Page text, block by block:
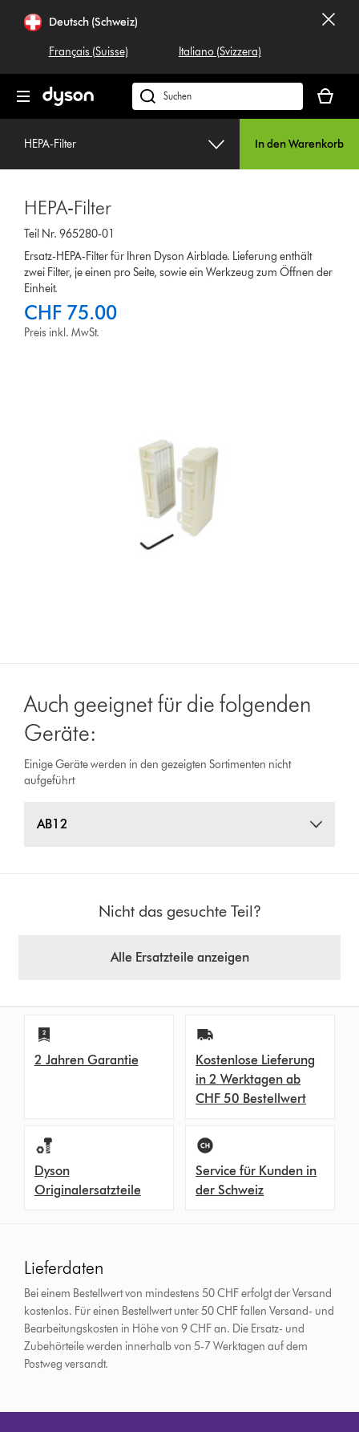
überspringenDeutsch (Schweiz)
Français (Suisse) Italiano (Svizzera)
Dyson.ch
durchsuchen
ist
HEPA‑Filter In den Warenkorb
HEPA‑Filter
Teil Nr. 965280-01
Ersatz‑HEPA‑Filter für Ihren Dyson Airblade. Lieferung enthält
zwei Filter, je einen pro Seite, sowie ein Werkzeug zum Öffnen der
Einheit.
CHF 75.00
Preis inkl. MwSt.
Auch geeignet für die folgenden
Geräte:
Einige Geräte werden in den gezeigten Sortimenten nicht
aufgeführt
AB12
Nicht das gesuchte Teil?
Alle Ersatzteile anzeigen
2 Jahren Garantie
Kostenlose Lieferung
in 2 Werktagen ab
CHF 50 Bestellwert
Dyson
Originalersatzteile
Service für Kunden in
der Schweiz
Lieferdaten
Bei einem Bestellwert von mindestens 50 CHF erfolgt der Versand
kostenlos. Für einen Bestellwert unter 50 CHF fallen Versand- und
Bearbeitungskosten in Höhe von 9 CHF an. Die Ersatz- und
Zubehörteile werden innerhalb von 5-7 Werktagen auf dem
Postweg versandt.